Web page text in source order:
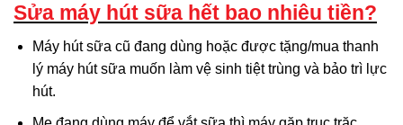
Sửa máy hút sữa hết bao nhiêu tiền?
Máy hút sữa cũ đang dùng hoặc được tặng/mua thanh
lý máy hút sữa muốn làm vệ sinh tiệt trùng và bảo trì lực
hút.